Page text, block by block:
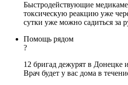
Быстродействующие
токсическую реакцию уже
сутки уже можно садиться за
Помощь рядом
?
12 бригад дежурят в Донецке
Врач будет у вас дома в